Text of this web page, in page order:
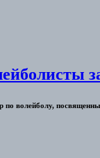
по волейболу,